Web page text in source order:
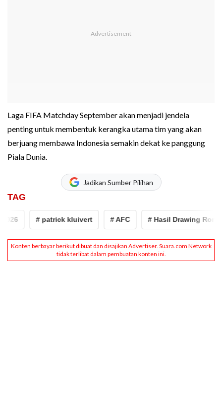
Laga FIFA Matchday September akan menjadi jendela
penting untuk membentuk kerangka utama tim yang akan
berjuang membawa Indonesia semakin dekat ke panggung
Piala Dunia.
Jadikan Sumber Pilihan
TAG
# patrick kluivert # AFC # Hasil Drawing Ronde 4